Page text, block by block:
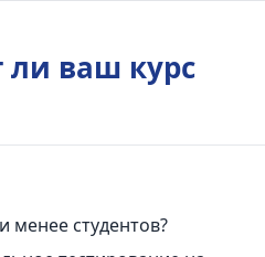
ли ваш курс
менее студентов?